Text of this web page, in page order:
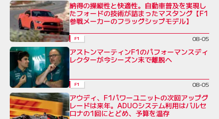
納得の操縦性と快適性。自動車普及を実現し
たフォードの技術が詰まったマスタング【F1
参戦メーカーのフラッグシップモデル】
F1 08-05
アストンマーティンF1のパフォーマンスディ
レクターが今シーズン末で離脱へ
F1 08-05
アウディ、F1パワーユニットの次回アップグ
レードは来年。ADUOシステム利用はバルセ
ロナの1回にとどめ、予算を温存